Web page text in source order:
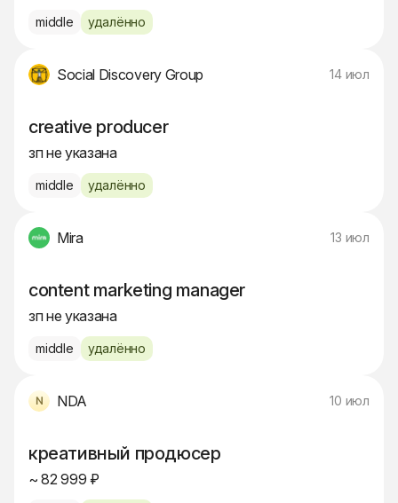
middle удалённо
Social Discovery Group 14 июл
creative producer
зп не указана
middle удалённо
Mira 13 июл
content marketing manager
зп не указана
middle удалённо
NDA 10 июл
креативный продюсер
~ 82 999 ₽